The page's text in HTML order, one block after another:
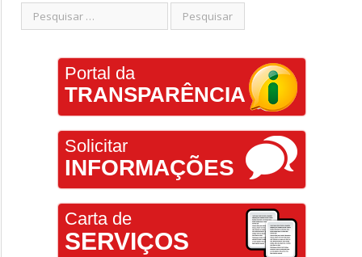
Portal da
TRANSPARÊNCIA
Solicitar
INFORMAÇÕES
Carta de
SERVIÇOS